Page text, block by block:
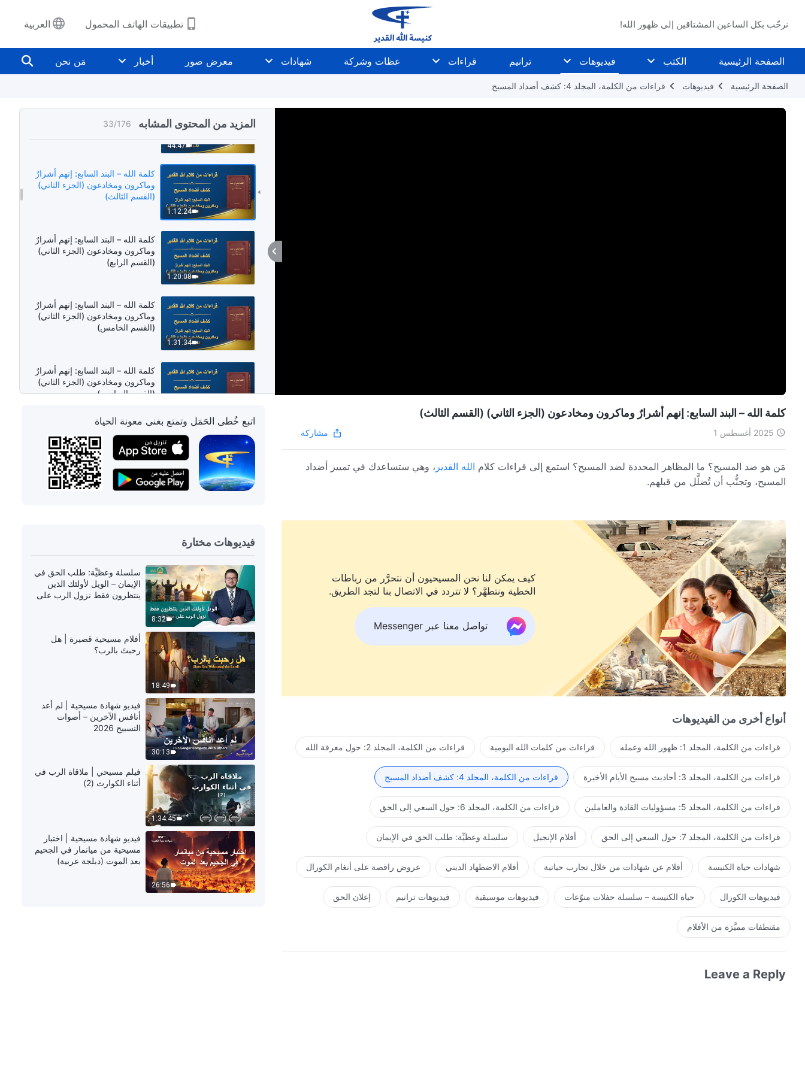
نرحّب بكل الساعين المشتاقين إلى ظهور الله! تطبيقات الهاتف المحمول العربية
الصفحة الرئيسية الكتب فيديوهات ترانيم قراءات عظات وشركة شهادات معرض صور أخبار مَن نحن
الصفحة الرئيسية فيديوهات قراءات من الكلمة، المجلد 4: كشف أضداد المسيح
المزيد من المحتوى المشابه 33/176
وماكرون ومخادعون (الجزء الثاني)
(القسم الأول)
44:47
كلمة الله – البند السابع: إنهم أشرارٌ
وماكرون ومخادعون (الجزء الثاني)
(القسم الثاني)
1:12:24
كلمة الله – البند السابع: إنهم أشرارٌ
وماكرون ومخادعون (الجزء الثاني)
(القسم الثالث)
1:20:08
كلمة الله – البند السابع: إنهم أشرارٌ
وماكرون ومخادعون (الجزء الثاني)
(القسم الرابع)
1:31:34
كلمة الله – البند السابع: إنهم أشرارٌ
وماكرون ومخادعون (الجزء الثاني)
(القسم الخامس)
كلمة الله – البند السابع: إنهم أشرارٌ
وماكرون ومخادعون (الجزء الثاني)
(القسم السادس)
1:03:57
كلمة الله – البند السابع: إنهم أشرارٌ
وماكرون ومخادعون (الجزء الثالث)
(القسم الأول)
48:02
47:46
كلمة الله – البند السابع: إنهم أشرارٌ
وماكرون ومخادعون (الجزء الثالث)
(القسم الثالث)
54:02
كلمة الله – البند السابع: إنهم أشرارٌ
وماكرون ومخادعون (الجزء الثالث)
(القسم الرابع)
48:39
كلمة الله – البند السابع: إنهم أشرارٌ
وماكرون ومخادعون (الجزء الثالث)
(القسم الخامس)
58:48
كلمة الله – البند السابع: إنهم أشرارٌ
وماكرون ومخادعون (الجزء الثالث)
(القسم السادس)
1:04:26
كلمة الله – البند السابع: إنهم أشرارٌ
وماكرون ومخادعون (الجزء الثالث)
(القسم السابع)
كلمة الله – البند السابع: إنهم أشرارٌ وماكرون ومخادعون (الجزء الثاني) (القسم الثالث)
2025 أغسطس 1 مشاركة
مَن هو ضد المسيح؟ ما المظاهر المحددة لضد المسيح؟ استمع إلى قراءات كلام الله القدير ، وهي ستساعدك في تمييز أضداد
المسيح، وتجنُّب أن تُضلَّل من قبلهم.
كيف يمكن لنا نحن المسيحيون أن نتحرَّر من رباطات
الخطية ونتطهَّر؟ لا تتردد في الاتصال بنا لتجد الطريق.
تواصل معنا عبر Messenger
أنواع أخرى من الفيديوهات
قراءات من الكلمة، المجلد 1: ظهور الله وعمله قراءات من كلمات الله اليومية قراءات من الكلمة، المجلد 2: حول معرفة الله
قراءات من الكلمة، المجلد 3: أحاديث مسيح الأيام الأخيرة قراءات من الكلمة، المجلد 4: كشف أضداد المسيح
قراءات من الكلمة، المجلد 5: مسؤوليات القادة والعاملين قراءات من الكلمة، المجلد 6: حول السعي إلى الحق
قراءات من الكلمة، المجلد 7: حول السعي إلى الحق أفلام الإنجيل سلسلة وعظيِّة: طلب الحق في الإيمان
شهادات حياة الكنيسة أفلام عن شهادات من خلال تجارب حياتية أفلام الاضطهاد الديني عروض راقصة على أنغام الكورال
فيديوهات الكورال حياة الكنيسة – سلسلة حفلات منوّعات فيديوهات موسيقية فيديوهات ترانيم إعلان الحق
مقتطفات مميَّزة من الأفلام
Leave a Reply
اتبع خُطى الحَمَل وتمتع بغنى معونة الحياة
فيديوهات مختارة
8:32
سلسلة وعظيِّة: طلب الحق في
الإيمان – الويل لأولئك الذين
ينتظرون فقط نزول الرب على
18:49
أفلام مسيحية قصيرة | هل
رحبتَ بالرب؟
30:13
فيديو شهادة مسيحية | لم أعد
أنافس الآخرين – أصوات
التسبيح 2026
1:34:45
فيلم مسيحي | ملاقاة الرب في
أثناء الكوارث (2)
26:56
فيديو شهادة مسيحية | اختبار
مسيحية من ميانمار في الجحيم
بعد الموت (دبلجة عربية)